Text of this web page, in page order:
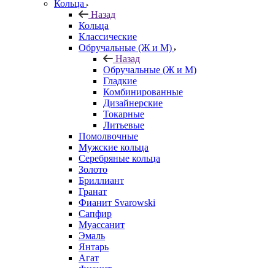
Кольца
Назад
Кольца
Классические
Обручальные (Ж и М)
Назад
Обручальные (Ж и М)
Гладкие
Комбинированные
Дизайнерские
Токарные
Литьевые
Помолвочные
Мужские кольца
Серебряные кольца
Золото
Бриллиант
Гранат
Фианит Svarowski
Сапфир
Муассанит
Эмаль
Янтарь
Агат